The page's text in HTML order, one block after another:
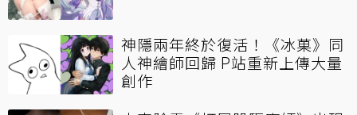
神隱兩年終於復活！《冰菓》同
人神繪師回歸 P站重新上傳大量
創作